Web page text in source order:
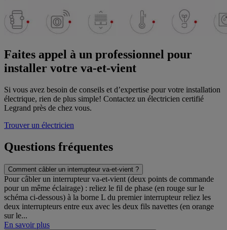
Faites appel à un professionnel pour
installer votre va-et-vient
Si vous avez besoin de conseils et d’expertise pour votre installation
électrique, rien de plus simple! Contactez un électricien certifié
Legrand près de chez vous.
Trouver un électricien
Questions fréquentes
Comment câbler un interrupteur va-et-vient ?
Pour câbler un interrupteur va‑et‑vient (deux points de commande
pour un même éclairage) : reliez le fil de phase (en rouge sur le
schéma ci-dessous) à la borne L du premier interrupteur reliez les
deux interrupteurs entre eux avec les deux fils navettes (en orange
sur le...
En savoir plus